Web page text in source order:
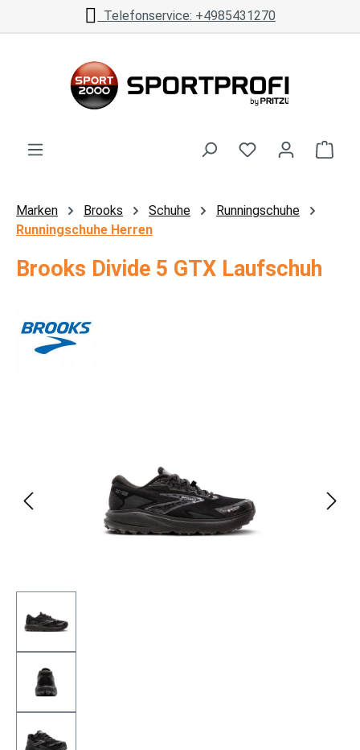
Zum Hauptinhalt springenTelefonservice: +4985431270
Marken Brooks Schuhe
Runningschuhe
Runningschuhe Herren
Brooks Divide 5 GTX Laufschuh